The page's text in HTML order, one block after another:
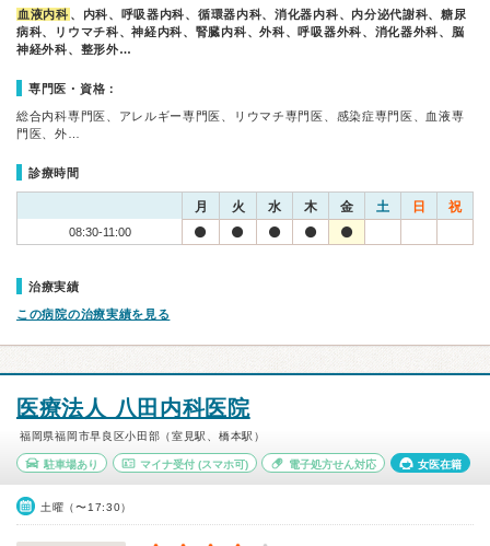
血液内科 、内科、呼吸器内科、循環器内科、消化器内科、内分泌代謝科、糖尿
病科、リウマチ科、神経内科、腎臓内科、外科、呼吸器外科、消化器外科、脳
神経外科、整形外…
専門医・資格：
総合内科専門医、アレルギー専門医、リウマチ専門医、感染症専門医、血液専
門医、外…
診療時間
月 火 水 木 金 土 日 祝
08:30-11:00
治療実績
この病院の治療実績を見る
医療法人 八田内科医院
福岡県福岡市早良区小田部（室見駅、橋本駅）
駐車場あり マイナ受付(スマホ可) 電子処方せん対応 女医在籍
土曜（〜17:30）